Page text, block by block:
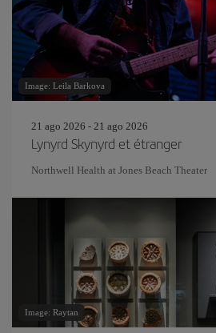
Image: Leila Barkova
21 ago 2026 - 21 ago 2026
Lynyrd Skynyrd et étranger
Northwell Health at Jones Beach Theater
Image: Raytan